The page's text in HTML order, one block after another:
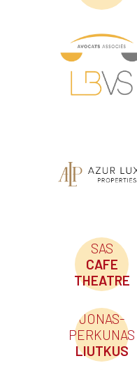
SAS
CAFE
THEATRE
JONAS-
PERKUNAS
LIUTKUS